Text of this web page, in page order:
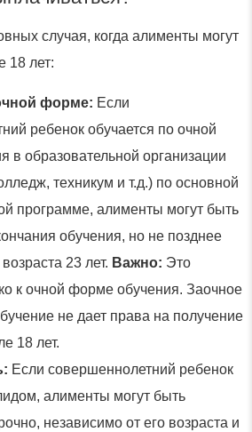
случая, когда алименты могут
18 лет:
форме: Если
ребенок обучается по очной
в образовательной организации
техникум и т.д.) по основной
программе, алименты могут быть
обучения, но не позднее
23 лет. Важно: Это
к очной форме обучения. Заочное
не дает права на получение
18 лет.
Если совершеннолетний ребенок
алименты могут быть
независимо от его возраста и